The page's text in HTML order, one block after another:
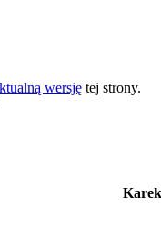
wersję tej strony.